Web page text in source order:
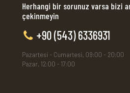
Herhangi bir sorunuz varsa bizi
çekinmeyin
+90 (543) 6336931
Pazartesi - Cumartesi, 09:00 - 20:00
Pazar, 12:00 - 17:00